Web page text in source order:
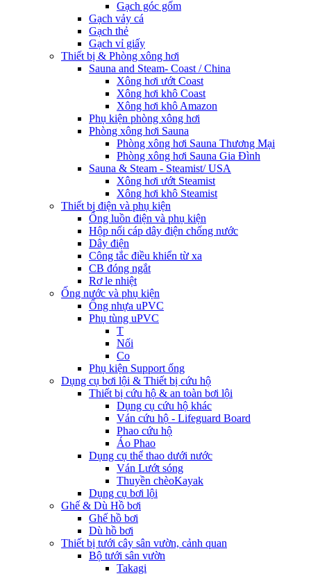
Gạch góc gốm
Gạch vảy cá
Gạch thẻ
Gạch vỉ giấy
Thiết bị & Phòng xông hơi
Sauna and Steam- Coast / China
Xông hơi ướt Coast
Xông hơi khô Coast
Xông hơi khô Amazon
Phụ kiện phòng xông hơi
Phòng xông hơi Sauna
Phòng xông hơi Sauna Thương Mại
Phòng xông hơi Sauna Gia Đình
Sauna & Steam - Steamist/ USA
Xông hơi ướt Steamist
Xông hơi khô Steamist
Thiết bị điện và phụ kiện
Ống luồn điện và phụ kiện
Hộp nối cáp dây điện chống nước
Dây điện
Công tắc điều khiển từ xa
CB đóng ngắt
Rơ le nhiệt
Ống nước và phụ kiện
Ống nhựa uPVC
Phụ tùng uPVC
T
Nối
Co
Phụ kiện Support ống
Dụng cụ bơi lội & Thiết bị cứu hộ
Thiết bị cứu hộ & an toàn bơi lội
Dụng cụ cứu hộ khác
Ván cứu hộ - Lifeguard Board
Phao cứu hộ
Áo Phao
Dụng cụ thể thao dưới nước
Ván Lướt sóng
Thuyền chèoKayak
Dụng cụ bơi lội
Ghế & Dù Hồ bơi
Ghế hồ bơi
Dù hồ bơi
Thiết bị tưới cây sân vườn, cảnh quan
Bộ tưới sân vườn
Takagi